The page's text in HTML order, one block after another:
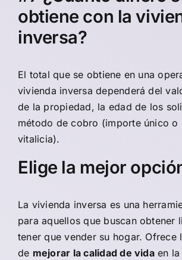
obtiene con la
inversa?
El total que se obtiene en una
vivienda inversa dependerá del
de la propiedad, la edad de los
método de cobro (importe único o
vitalicia).
Elige la mejor
La vivienda inversa es una
para aquellos que buscan obtener
tener que vender su hogar. Ofrece
de mejorar la calidad de vidaen la